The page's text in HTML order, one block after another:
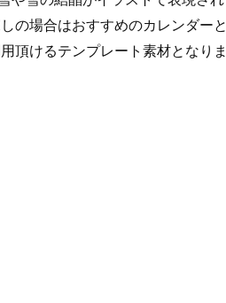
の場合はおすすめのカレンダーと
頂けるテンプレート素材となりま